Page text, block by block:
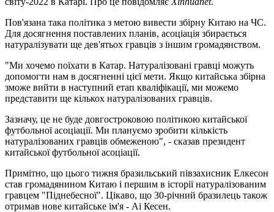
Пов'язана така політика з метою вивести збірну Китаю на ЧС.
Для досягнення поставлених планів, асоціація збирається
натуралізувати ще дев'ятьох гравців з іншим громадянством.
"Ми хочемо поїхати в Катар. Натуралізовані гравці можуть
допомогти нам в досягненні цієї мети. Якщо китайська збірна
зможе вийти в наступний етап кваліфікації, ми можемо
представити ще кількох натуралізованих гравців.
Зазначу, це не буде довгостроковою політикою китайської
футбольної асоціації. Ми плануємо зробити кількість
натуралізованих гравців обмеженою", - сказав президент
китайської футбольної асоціації.
Примітно, що цього тижня бразильський півзахисник Елкесон
став громадянином Китаю і першим в історії натуралізованим
гравцем "Піднебесної". Цікаво, що 30-річний бразилець також
отримав нове китайське ім'я - Аі Кесен.